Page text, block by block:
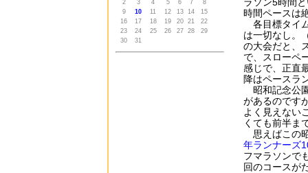
2
3 4 5 6 7
8
9
10 11 12 13 14
15
16
17 18 19 20 21
22
23
24 25 26 27 28
29
30
31
時間ペースは
各目標タイ
は一切なし。
の大会だと、
で、スローペ
感じで、正直
降はペースラ
昭和記念公
があるのです
よく見えない
くても前半ま
思えばこの
年ランナーズ
フマラソンで
回のコースが